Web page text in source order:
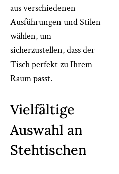
aus verschiedenen
Ausführungen und Stilen
wählen, um
sicherzustellen, dass der
Tisch perfekt zu Ihrem
Raum passt.
Vielfältige
Auswahl an
Stehtischen